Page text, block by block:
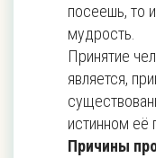
посеешь, то
мудрость.
Принятие
является,
истинном её
Причины